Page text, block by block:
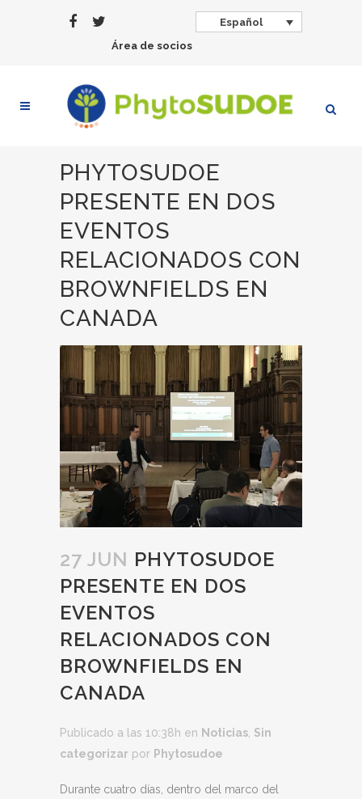
Español
Área de socios
PHYTOSUDOE
PRESENTE EN DOS
EVENTOS
RELACIONADOS CON
BROWNFIELDS EN
CANADA
27 JUN PHYTOSUDOE
PRESENTE EN DOS
EVENTOS
RELACIONADOS CON
BROWNFIELDS EN
CANADA
Publicado a las 10:38h en Noticias Sin
categorizar por Phytosudoe
Durante cuatro días, dentro del marco del